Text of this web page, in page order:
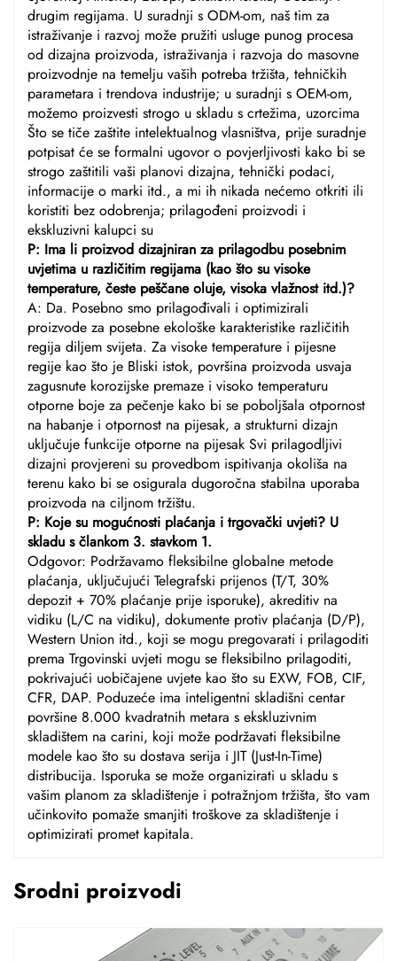
drugim regijama. U suradnji s ODM-om, naš tim za
istraživanje i razvoj može pružiti usluge punog procesa
od dizajna proizvoda, istraživanja i razvoja do masovne
proizvodnje na temelju vaših potreba tržišta, tehničkih
parametara i trendova industrije; u suradnji s OEM-om,
možemo proizvesti strogo u skladu s crtežima, uzorcima
Što se tiče zaštite intelektualnog vlasništva, prije suradnje
potpisat će se formalni ugovor o povjerljivosti kako bi se
strogo zaštitili vaši planovi dizajna, tehnički podaci,
informacije o marki itd., a mi ih nikada nećemo otkriti ili
koristiti bez odobrenja; prilagođeni proizvodi i
ekskluzivni kalupci su
P: Ima li proizvod dizajniran za prilagodbu posebnim
uvjetima u različitim regijama (kao što su visoke
temperature, česte peščane oluje, visoka vlažnost itd.)?
A: Da. Posebno smo prilagođivali i optimizirali
proizvode za posebne ekološke karakteristike različitih
regija diljem svijeta. Za visoke temperature i pijesne
regije kao što je Bliski istok, površina proizvoda usvaja
zagusnute korozijske premaze i visoko temperaturu
otporne boje za pečenje kako bi se poboljšala otpornost
na habanje i otpornost na pijesak, a strukturni dizajn
uključuje funkcije otporne na pijesak Svi prilagodljivi
dizajni provjereni su provedbom ispitivanja okoliša na
terenu kako bi se osigurala dugoročna stabilna uporaba
proizvoda na ciljnom tržištu.
P: Koje su mogućnosti plaćanja i trgovački uvjeti? U
skladu s člankom 3. stavkom 1.
Odgovor: Podržavamo fleksibilne globalne metode
plaćanja, uključujući Telegrafski prijenos (T/T, 30%
depozit + 70% plaćanje prije isporuke), akreditiv na
vidiku (L/C na vidiku), dokumente protiv plaćanja (D/P),
Western Union itd., koji se mogu pregovarati i prilagoditi
prema Trgovinski uvjeti mogu se fleksibilno prilagoditi,
pokrivajući uobičajene uvjete kao što su EXW, FOB, CIF,
CFR, DAP. Poduzeće ima inteligentni skladišni centar
površine 8.000 kvadratnih metara s ekskluzivnim
skladištem na carini, koji može podržavati fleksibilne
modele kao što su dostava serija i JIT (Just-In-Time)
distribucija. Isporuka se može organizirati u skladu s
vašim planom za skladištenje i potražnjom tržišta, što vam
učinkovito pomaže smanjiti troškove za skladištenje i
optimizirati promet kapitala.
Srodni proizvodi